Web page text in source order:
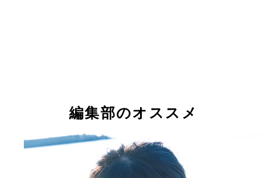
編集部のオススメ